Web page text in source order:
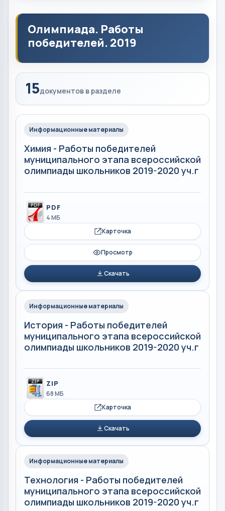
Олимпиада. Работы
победителей. 2019
15документов в разделе
Информационные материалы
Химия - Работы победителей
муниципального этапа всероссийской
олимпиады школьников 2019-2020 уч.г
PDF
4 МБ
Карточка
Просмотр
Скачать
Информационные материалы
История - Работы победителей
муниципального этапа всероссийской
олимпиады школьников 2019-2020 уч.г
ZIP
68 МБ
Карточка
Скачать
Информационные материалы
Технология - Работы победителей
муниципального этапа всероссийской
олимпиады школьников 2019-2020 уч.г